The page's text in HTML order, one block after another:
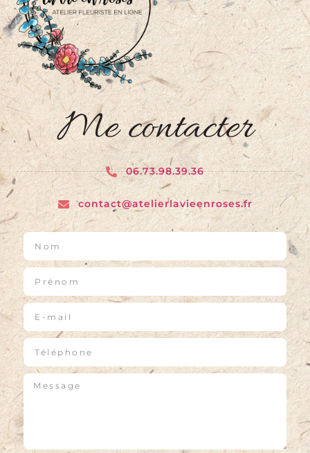
Me contacter
06.73.98.39.36
contact@atelierlavieenroses.fr